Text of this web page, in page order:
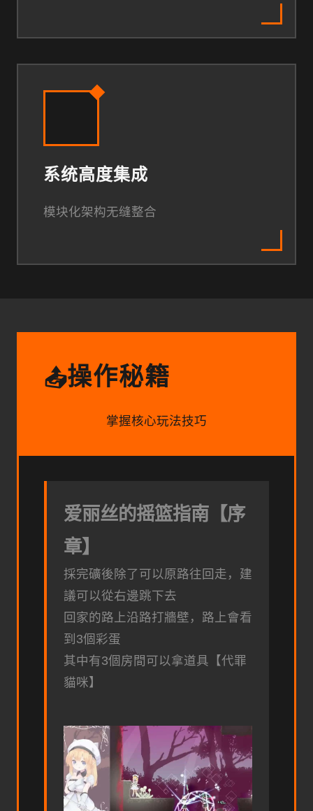
系统高度集成
模块化架构无缝整合
📤操作秘籍
掌握核心玩法技巧
爱丽丝的摇篮指南【序
章】
採完礦後除了可以原路往回走，建
議可以從右邊跳下去
回家的路上沿路打牆壁，路上會看
到3個彩蛋
其中有3個房間可以拿道具【代罪
貓咪】